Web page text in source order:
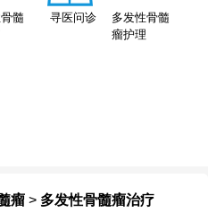
髓
寻医问诊
多发性骨髓
瘤护理
瘤 > 多发性骨髓瘤治疗